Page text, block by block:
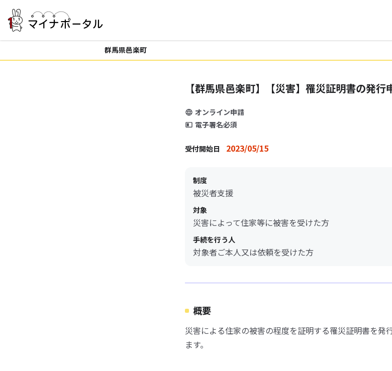
群馬県邑楽町
【群馬県邑楽町】【災害】罹災証明書の発行
オンライン申請
電子署名必須
受付開始日 2023/05/15
制度
被災者支援
対象
災害によって住家等に被害を受けた方
手続を行う人
対象者ご本人又は依頼を受けた方
概要
災害による住家の被害の程度を証明する罹災証明書を発
ます。